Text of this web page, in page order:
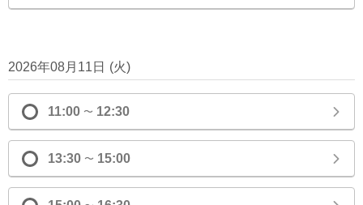
2026年08月11日 (火)
11:00 〜 12:30
13:30 〜 15:00